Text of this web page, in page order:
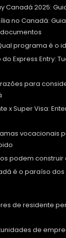
Canadá 2025:
no Canadá:
programa é o
Express Entry:
para
x Super Visa:
vocacionais
podem
é o paraíso
de residente
de